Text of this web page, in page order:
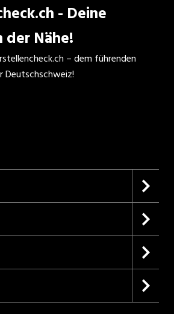
- Deine
der Nähe!
– dem führenden
Deutschschweiz!